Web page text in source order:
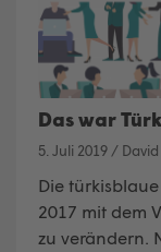
Das war
5. Juli 2019 /
Die
2017 mit dem
zu verändern.